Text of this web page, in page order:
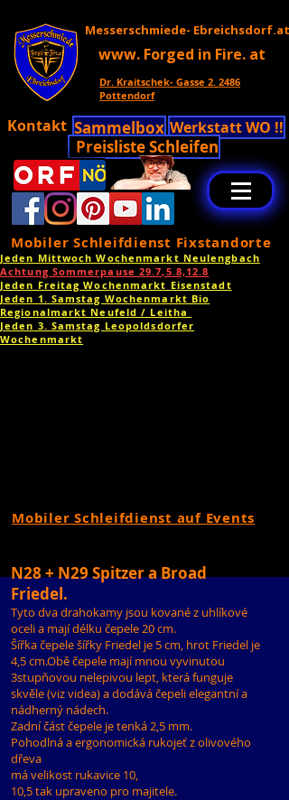
Messerschmiede- Ebreichsdorf.at
www. Forged in Fire. at
Dr. Kraitschek- Gasse 2. 2486
Pottendorf
Kontakt Sammelbox Werkstatt WO !!
Preisliste Schleifen
Mobiler Schleifdienst Fixstandorte
Jeden Mittwoch Wochenmarkt Neulengbach
Achtung Sommerpause 29.7,5.8,12.8
Jeden Freitag Wochenmarkt Eisenstadt
Jeden 1. Samstag Wochenmarkt Bio
Regionalmarkt Neufeld / Leitha
Jeden 3. Samstag Leopoldsdorfer
Wochenmarkt
Mobiler Schleifdienst auf Events
N28 + N29 Spitzer a Broad
Friedel.
Tyto dva drahokamy jsou kované z uhlíkové
oceli a mají délku čepele 20 cm.
Šířka čepele šířky Friedel je 5 cm, hrot Friedel je
4,5 cm.Obě čepele mají mnou vyvinutou
3stupňovou nelepivou lept, která funguje
skvěle (viz videa) a dodává čepeli elegantní a
nádherný nádech.
Zadní část čepele je tenká 2,5 mm.
Pohodlná a ergonomická rukojeť z olivového
dřeva
má velikost rukavice 10,
10,5 tak upraveno pro majitele.